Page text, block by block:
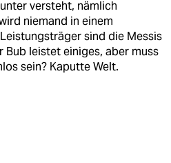
versteht, nämlich
niemand in einem
sind die Messis
Bub leistet einiges, aber muss
sein? Kaputte Welt.